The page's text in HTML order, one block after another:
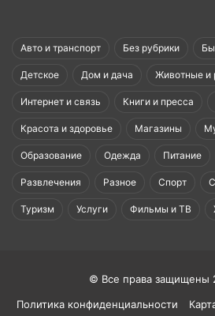
Авто и транспорт Без рубрики
Детское Дом и дача Животные и
Интернет и связь Книги и пресса
Красота и здоровье Магазины
Образование Одежда Питание
Развлечения Разное Спорт
Туризм Услуги Фильмы и ТВ
© Все права защищены
Политика конфиденциальности